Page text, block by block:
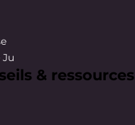
& ressources